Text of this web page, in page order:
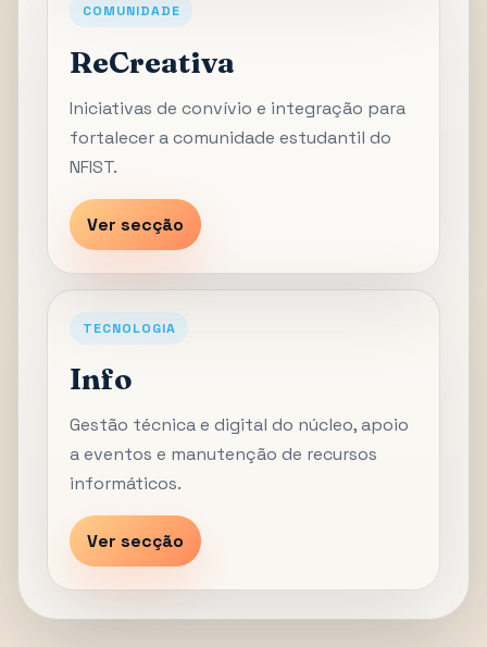
COMUNIDADE
ReCreativa
Iniciativas de convívio e integração para
fortalecer a comunidade estudantil do
NFIST.
Ver secção
TECNOLOGIA
Info
Gestão técnica e digital do núcleo, apoio
a eventos e manutenção de recursos
informáticos.
Ver secção